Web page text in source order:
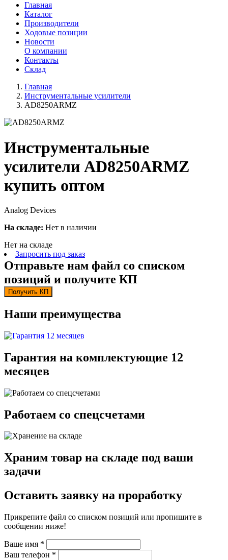
Главная
Каталог
Производители
Ходовые позиции
Новости
О компании
Контакты
Склад
Главная
Инструментальные усилители
AD8250ARMZ
Инструментальные
усилители AD8250ARMZ
купить оптом
Analog Devices
На складе: Нет в наличии
Нет на складе
Запросить под заказ
Отправьте нам файл со списком
позиций и получите КП
Получить КП
Наши преимущества
Гарантия на комплектующие 12
месяцев
Работаем со спецсчетами
Храним товар на складе под ваши
задачи
Оставить заявку на проработку
Прикрепите файл со списком позиций или пропишите в
сообщении ниже!
Ваше имя *
Ваш телефон *